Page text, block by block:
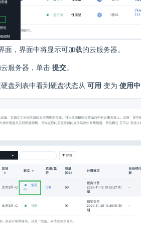
面，界面中将显示可加载的云服务器。
服务器，单击 提交。
盘列表中看到硬盘状态从 可用 变为 使用中